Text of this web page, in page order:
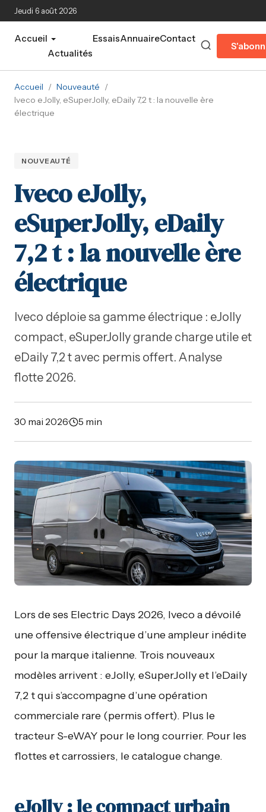
Aller au contenu principal
Jeudi 6 août 2026
Accueil
Actualités
EssaisAnnuaireContact
Accueil / Nouveauté /
Iveco eJolly, eSuperJolly, eDaily 7,2 t : la nouvelle ère
électrique
NOUVEAUTÉ
Iveco eJolly,
eSuperJolly, eDaily
7,2 t : la nouvelle ère
électrique
Iveco déploie sa gamme électrique : eJolly
compact, eSuperJolly grande charge utile et
eDaily 7,2 t avec permis offert. Analyse
flotte 2026.
30 mai 2026· 5 min
Lors de ses Electric Days 2026, Iveco a dévoilé
une offensive électrique d’une ampleur inédite
pour la marque italienne. Trois nouveaux
modèles arrivent : eJolly, eSuperJolly et l’eDaily
7,2 t qui s’accompagne d’une opération
commerciale rare (permis offert). Plus le
tracteur S-eWAY pour le long courrier. Pour les
flottes et carrossiers, le catalogue change.
eJolly : le compact urbain